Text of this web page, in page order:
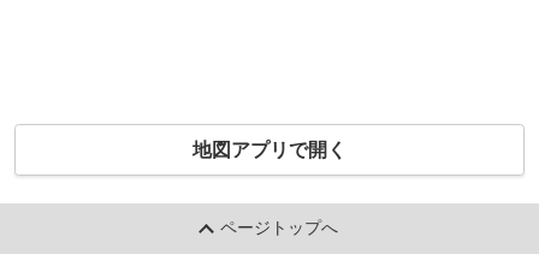
地図アプリで開く
ページトップへ